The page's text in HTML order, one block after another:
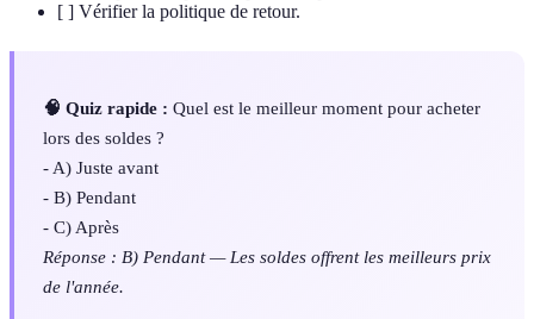
[ ] Vérifier la politique de retour.
🧠 Quiz rapide : Quel est le meilleur moment pour acheter
lors des soldes ?
- A) Juste avant
- B) Pendant
- C) Après
Réponse : B) Pendant — Les soldes offrent les meilleurs prix
de l'année.